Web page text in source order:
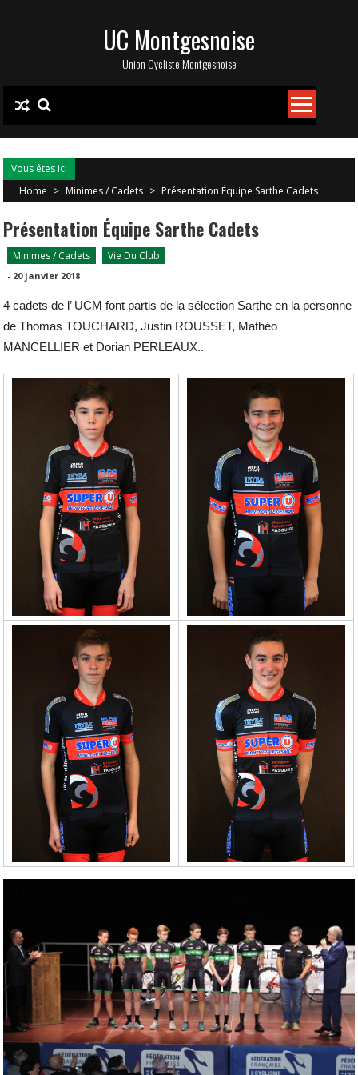
UC Montgesnoise
Union Cycliste Montgesnoise
Vous êtes ici
Home > Minimes / Cadets > Présentation Équipe Sarthe Cadets
Présentation Équipe Sarthe Cadets
Minimes / Cadets Vie Du Club
- 20 janvier 2018
4 cadets de l’ UCM font partis de la sélection Sarthe en la personne
de Thomas TOUCHARD, Justin ROUSSET, Mathéo
MANCELLIER et Dorian PERLEAUX..